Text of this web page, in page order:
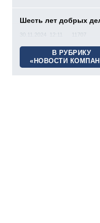
Шесть лет добрых
30.11.2024 12:11 11707
В РУБРИКУ
«НОВОСТИ